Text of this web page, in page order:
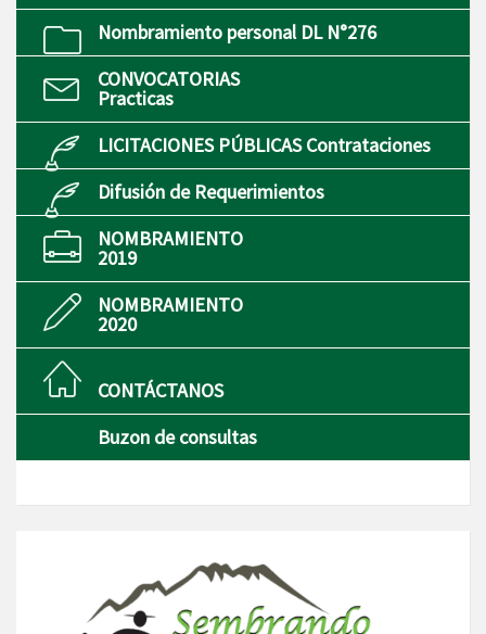
Nombramiento personal DL N°276
CONVOCATORIAS
Practicas
LICITACIONES PÚBLICAS Contrataciones
Difusión de Requerimientos
NOMBRAMIENTO
2019
NOMBRAMIENTO
2020
CONTÁCTANOS
Buzon de consultas